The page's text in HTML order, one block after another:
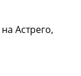
на Астрего,